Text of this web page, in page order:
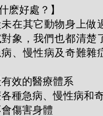
麽好處？】
未在其它動物身上做
象，我們也都清楚
、慢性病及奇難雜
效的醫療體系
種急病、慢性病和
傷害身體